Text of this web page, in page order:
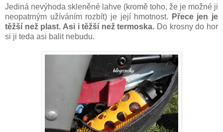
Jediná nevýhoda skleněné lahve (kromě toho, že je možné ji
neopatrným užíváním rozbít) je její hmotnost.
Přece jen je
těžší než plast. Asi i těžší než termoska. Do krosny do hor
si ji teda asi balit nebudu.